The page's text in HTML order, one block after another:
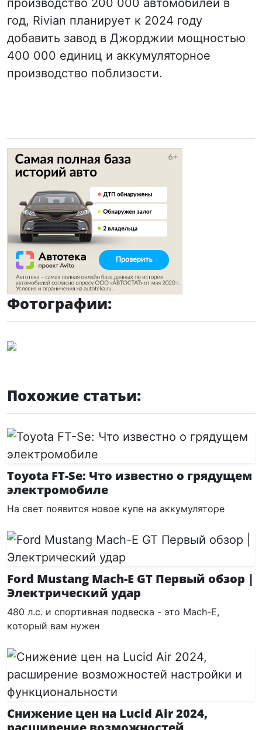
производство 200 000 автомобилей в
год, Rivian планирует к 2024 году
добавить завод в Джорджии мощностью
400 000 единиц и аккумуляторное
производство поблизости.
Фотографии:
Похожие статьи:
Toyota FT-Se: Что известно о грядущем
электромобиле
На свет появится новое купе на аккумуляторе
Ford Mustang Mach-E GT Первый обзор |
Электрический удар
480 л.с. и спортивная подвеска - это Mach-E,
который вам нужен
Снижение цен на Lucid Air 2024,